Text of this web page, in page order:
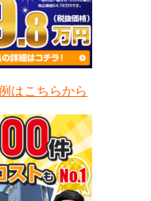
はこちらから